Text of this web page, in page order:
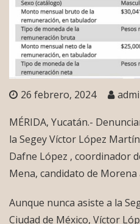
26 febrero, 2024
MÉRIDA, Yucatán.-
la Segey Víctor López
Dafne López , coordinador
Mena, candidato de
Aunque nunca asiste a la
Ciudad de México, Víctor